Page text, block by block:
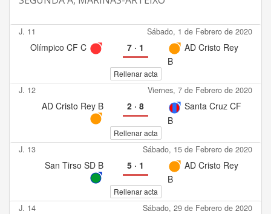
J. 11 Sábado, 1 de Febrero de 2020
Olímpico CF C 7· 1
AD Cristo Rey
B
Rellenar acta
J. 12 Viernes, 7 de Febrero de 2020
AD Cristo Rey B 2· 8
Santa Cruz CF
B
Rellenar acta
J. 13 Sábado, 15 de Febrero de 2020
San Tirso SD B 5· 1
AD Cristo Rey
B
Rellenar acta
J. 14 Sábado, 29 de Febrero de 2020